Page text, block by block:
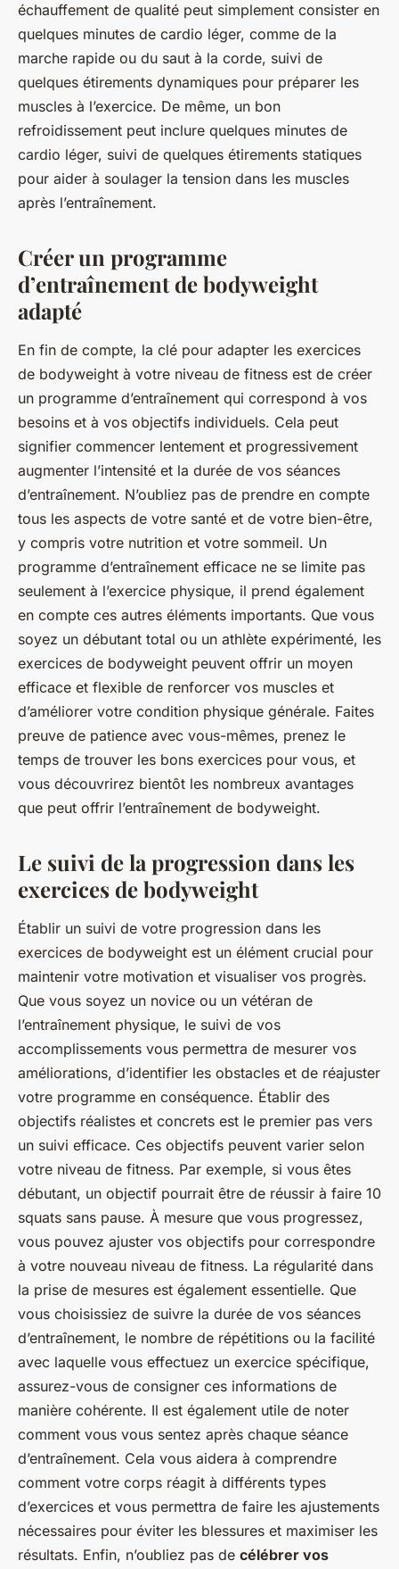
échauffement de qualité peut simplement consister en
quelques minutes de cardio léger, comme de la
marche rapide ou du saut à la corde, suivi de
quelques étirements dynamiques pour préparer les
muscles à l’exercice. De même, un bon
refroidissement peut inclure quelques minutes de
cardio léger, suivi de quelques étirements statiques
pour aider à soulager la tension dans les muscles
après l’entraînement.
Créer un programme
d’entraînement de bodyweight
adapté
En fin de compte, la clé pour adapter les exercices
de bodyweight à votre niveau de fitness est de créer
un programme d’entraînement qui correspond à vos
besoins et à vos objectifs individuels. Cela peut
signifier commencer lentement et progressivement
augmenter l’intensité et la durée de vos séances
d’entraînement. N’oubliez pas de prendre en compte
tous les aspects de votre santé et de votre bien-être,
y compris votre nutrition et votre sommeil. Un
programme d’entraînement efficace ne se limite pas
seulement à l’exercice physique, il prend également
en compte ces autres éléments importants. Que vous
soyez un débutant total ou un athlète expérimenté, les
exercices de bodyweight peuvent offrir un moyen
efficace et flexible de renforcer vos muscles et
d’améliorer votre condition physique générale. Faites
preuve de patience avec vous-mêmes, prenez le
temps de trouver les bons exercices pour vous, et
vous découvrirez bientôt les nombreux avantages
que peut offrir l’entraînement de bodyweight.
Le suivi de la progression dans les
exercices de bodyweight
Établir un suivi de votre progression dans les
exercices de bodyweight est un élément crucial pour
maintenir votre motivation et visualiser vos progrès.
Que vous soyez un novice ou un vétéran de
l’entraînement physique, le suivi de vos
accomplissements vous permettra de mesurer vos
améliorations, d’identifier les obstacles et de réajuster
votre programme en conséquence. Établir des
objectifs réalistes et concrets est le premier pas vers
un suivi efficace. Ces objectifs peuvent varier selon
votre niveau de fitness. Par exemple, si vous êtes
débutant, un objectif pourrait être de réussir à faire 10
squats sans pause. À mesure que vous progressez,
vous pouvez ajuster vos objectifs pour correspondre
à votre nouveau niveau de fitness. La régularité dans
la prise de mesures est également essentielle. Que
vous choisissiez de suivre la durée de vos séances
d’entraînement, le nombre de répétitions ou la facilité
avec laquelle vous effectuez un exercice spécifique,
assurez-vous de consigner ces informations de
manière cohérente. Il est également utile de noter
comment vous vous sentez après chaque séance
d’entraînement. Cela vous aidera à comprendre
comment votre corps réagit à différents types
d’exercices et vous permettra de faire les ajustements
nécessaires pour éviter les blessures et maximiser les
résultats. Enfin, n’oubliez pas de célébrer vos